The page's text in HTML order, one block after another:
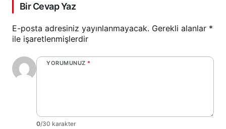
Bir Cevap Yaz
E-posta adresiniz yayınlanmayacak. Gerekli alanlar *
ile işaretlenmişlerdir
YORUMUNUZ *
0/30 karakter